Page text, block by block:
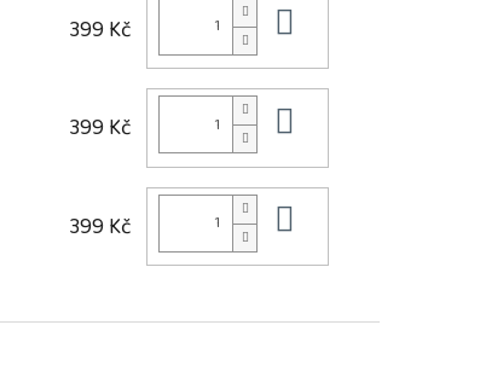
399 Kč
399 Kč
399 Kč